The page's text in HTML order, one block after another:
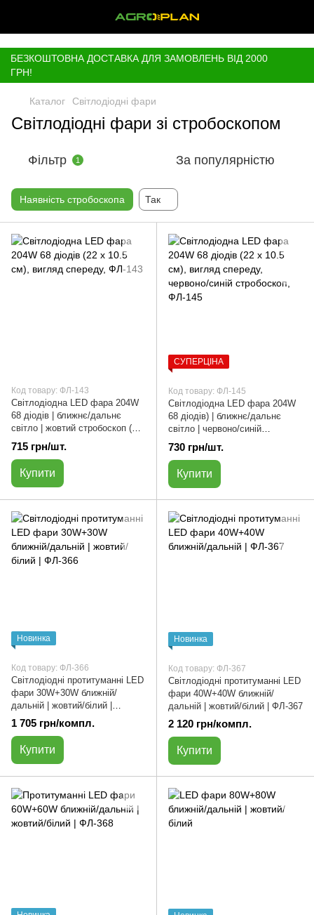
БЕЗКОШТОВНА ДОСТАВКА ДЛЯ ЗАМОВЛЕНЬ ВІД 2000
ГРН!
Каталог Світлодіодні фари
Світлодіодні фари зі стробоскопом
Фільтр 1 За популярністю
Наявність стробоскопа Так
Код товару: ФЛ-143
Світлодіодна LED фара 204W
68 діодів | ближнє/дальнє
світло | жовтий стробоскоп (22
х 10.5 см) | ФЛ-143
715 грн/шт.
Купити
СУПЕРЦІНА
Код товару: ФЛ-145
Світлодіодна LED фара 204W
68 діодів) | ближнє/дальнє
світло | червоно/синій
стробоскоп (22 х 10.5 см) |
ФЛ-145
730 грн/шт.
Купити
Новинка
Код товару: ФЛ-366
Світлодіодні протитуманні LED
фари 30W+30W ближній/
дальній | жовтий/білий |
ФЛ-366
1 705 грн/компл.
Купити
Новинка
Код товару: ФЛ-367
Світлодіодні протитуманні LED
фари 40W+40W ближній/
дальній | жовтий/білий | ФЛ-367
2 120 грн/компл.
Купити